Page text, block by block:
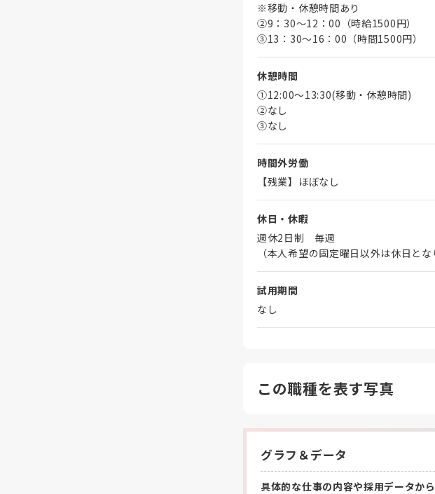
※移動・休憩時間あり
➁9：30～12：00（時給1500円）
③13：30～16：00（時間1500円）
休憩時間
①12:00～13:30(移動・休憩時間)
➁なし
③なし
時間外労働
【残業】ほぼなし
休日・休暇
週休2日制 毎週
（本人希望の固定曜日以外は休日とな
試用期間
なし
この職種を表す写真
グラフ＆データ
具体的な仕事の内容や採用データから